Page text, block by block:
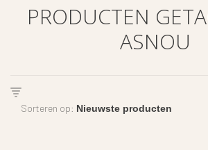
PRODUCTEN
ASNOU
Sorteren op: